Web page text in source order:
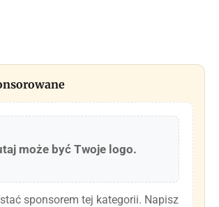
może być Twoje logo.
sponsorem tej kategorii. Napisz